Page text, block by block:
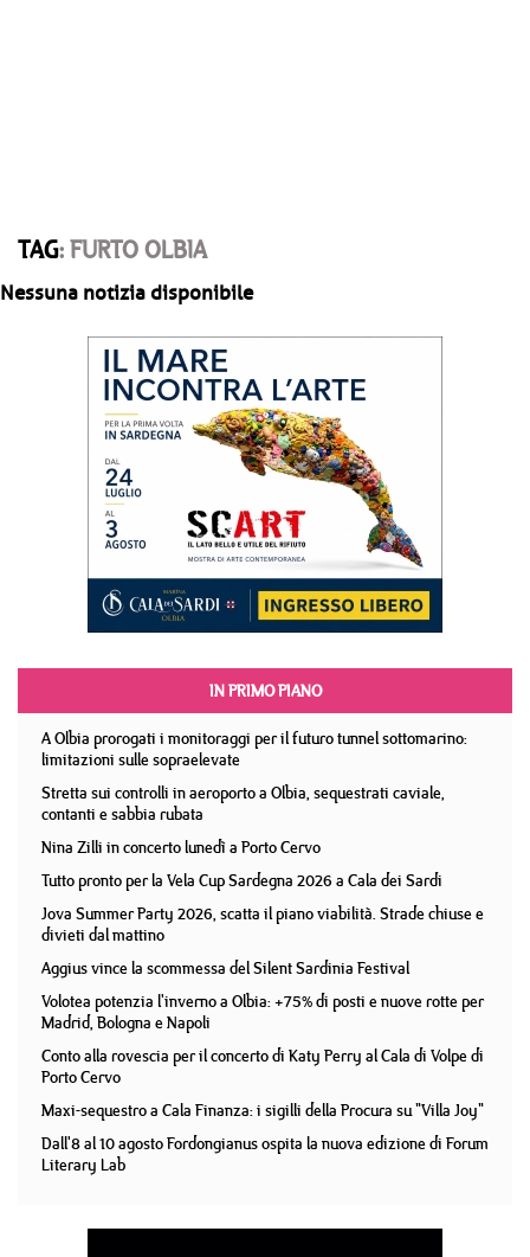
TAG: FURTO OLBIA
Nessuna notizia disponibile
IN PRIMO PIANO
A Olbia prorogati i monitoraggi per il futuro tunnel sottomarino:
limitazioni sulle sopraelevate
Stretta sui controlli in aeroporto a Olbia, sequestrati caviale,
contanti e sabbia rubata
Nina Zilli in concerto lunedì a Porto Cervo
Tutto pronto per la Vela Cup Sardegna 2026 a Cala dei Sardi
Jova Summer Party 2026, scatta il piano viabilità. Strade chiuse e
divieti dal mattino
Aggius vince la scommessa del Silent Sardinia Festival
Volotea potenzia l'inverno a Olbia: +75% di posti e nuove rotte per
Madrid, Bologna e Napoli
Conto alla rovescia per il concerto di Katy Perry al Cala di Volpe di
Porto Cervo
Maxi-sequestro a Cala Finanza: i sigilli della Procura su "Villa Joy"
Dall'8 al 10 agosto Fordongianus ospita la nuova edizione di Forum
Literary Lab